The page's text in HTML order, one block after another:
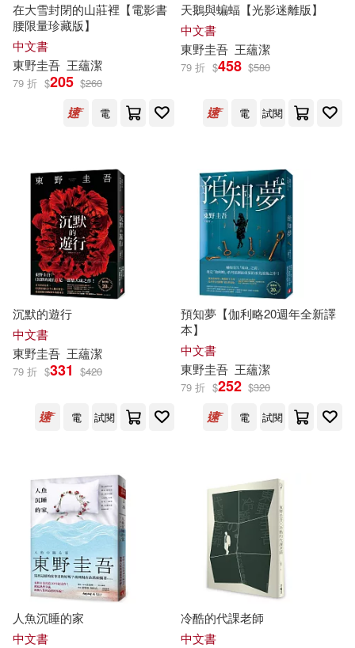
在大雪封閉的山莊裡【電影書
腰限量珍藏版】
中文書
東野圭吾 王蘊潔
79 折 $205 $260
電
天鵝與蝙蝠【光影迷離版】
中文書
東野圭吾 王蘊潔
79 折 $458 $580
電 試閱
沉默的遊行
中文書
東野圭吾 王蘊潔
79 折 $331 $420
電 試閱
預知夢【伽利略20週年全新譯
本】
中文書
東野圭吾 王蘊潔
79 折 $252 $320
電
試閱
人魚沉睡的家
中文書
冷酷的代課老師
中文書